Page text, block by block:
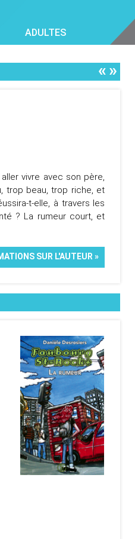
ADULTES
«»
vivre avec son père,
trop beau, trop riche, et
t-elle, à travers les
? La rumeur court, et
SUR L'AUTEUR »